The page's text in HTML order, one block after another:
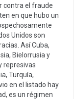
contra el fraude
en que hubo un
Unidos son
Así Cuba,
Bielorrusia y
represivas
Turquía,
en el listado hay
es un régimen